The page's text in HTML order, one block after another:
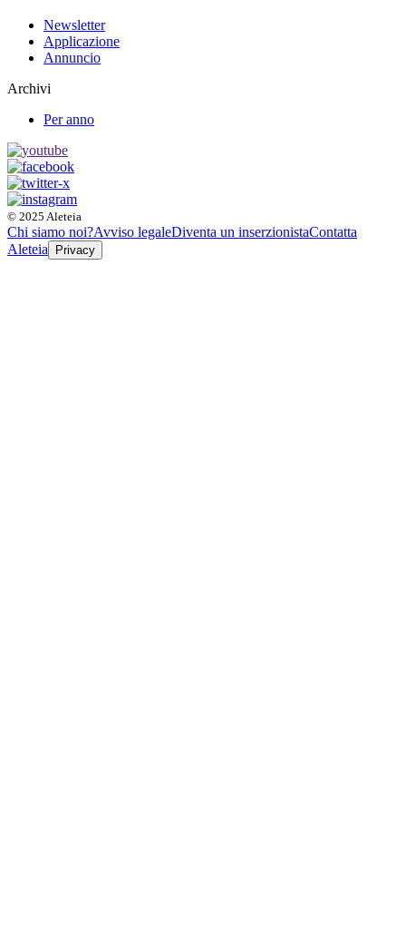
Newsletter
Applicazione
Annuncio
Archivi
Per anno
© 2025 Aleteia
Chi siamo noi?Avviso legaleDiventa un inserzionistaContatta
Aleteia
Privacy